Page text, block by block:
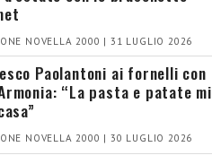
NOVELLA 2000 | 31 LUGLIO 2026
Paolantoni ai fornelli con
“La pasta e patate mi
NOVELLA 2000 | 30 LUGLIO 2026